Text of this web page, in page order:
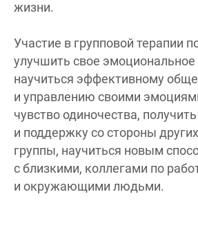
жизни.
Участие в групповой терапии
улучшить свое эмоциональное
научиться эффективному
и управлению своими
чувство одиночества,
и поддержку со стороны
группы, научиться новым
с близкими, коллегами по
и окружающими людьми.